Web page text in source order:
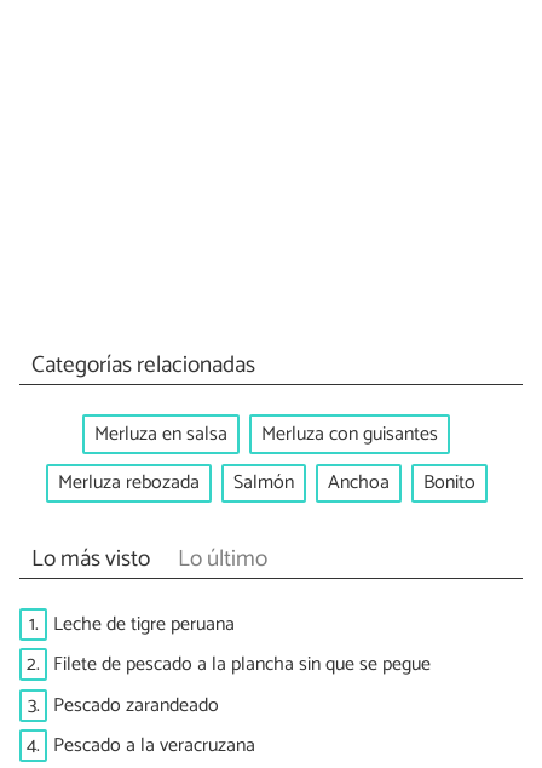
Categorías relacionadas
Merluza en salsa
Merluza con guisantes
Merluza rebozada
Salmón Anchoa Bonito
Lo más visto Lo último
1. Leche de tigre peruana
2. Filete de pescado a la plancha sin que se pegue
3. Pescado zarandeado
4. Pescado a la veracruzana